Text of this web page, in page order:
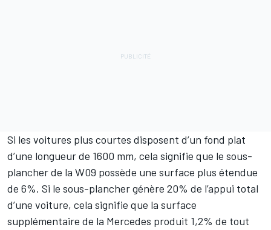
Si les voitures plus courtes disposent d’un fond plat
d’une longueur de 1600 mm, cela signifie que le sous-
plancher de la W09 possède une surface plus étendue
de 6%. Si le sous-plancher génère 20% de l’appui total
d’une voiture, cela signifie que la surface
supplémentaire de la Mercedes produit 1,2% de tout